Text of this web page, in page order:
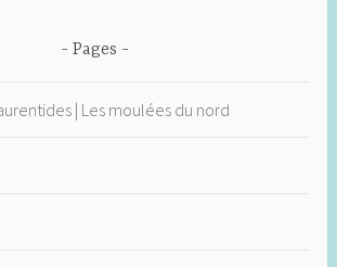
Pages
| Les moulées du nord